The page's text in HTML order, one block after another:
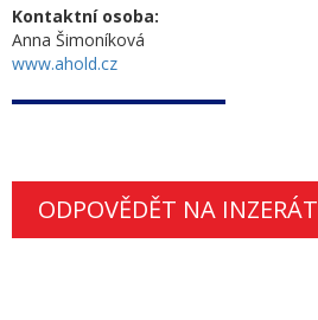
Kontaktní osoba:
Anna Šimoníková
www.ahold.cz
ODPOVĚDĚT NA INZERÁT